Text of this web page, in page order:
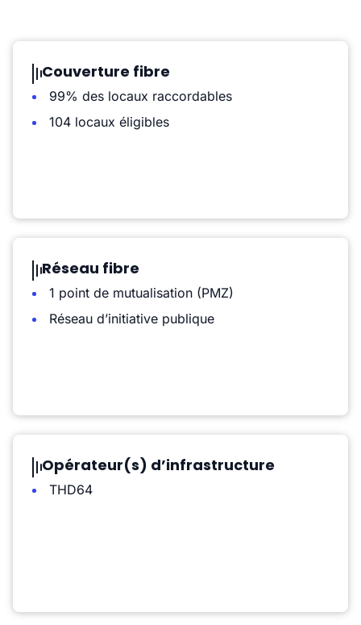
Couverture fibre
99% des locaux raccordables
104 locaux éligibles
Réseau fibre
1 point de mutualisation (PMZ)
Réseau d’initiative publique
Opérateur(s) d’infrastructure
THD64